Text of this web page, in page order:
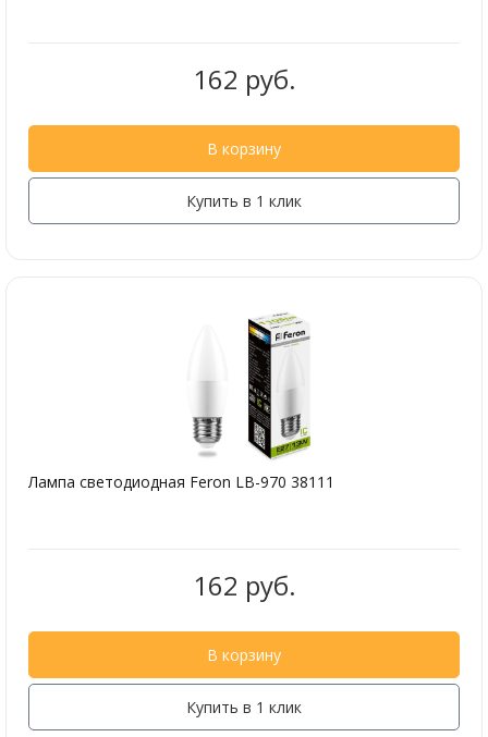
162 руб.
В корзину
Купить в 1 клик
Лампа светодиодная Feron LB-970 38111
162 руб.
В корзину
Купить в 1 клик